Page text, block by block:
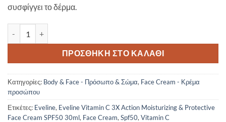
συσφίγγει το δέρμα.
ΠΡΟΣΘΉΚΗ ΣΤΟ ΚΑΛΆΘΙ
Κατηγορίες: Body & Face - Πρόσωπο & Σώμα, Face Cream - Κρέμα
προσώπου
Ετικέτες: Eveline, Eveline Vitamin C 3X Action Moisturizing & Protective
Face Cream SPF50 30ml, Face Cream, Spf50, Vitamin C